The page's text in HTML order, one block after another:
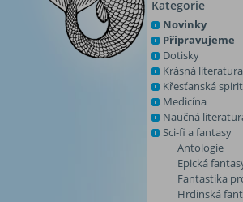
Kategorie
Novinky
Připravujeme
Dotisky
Krásná literatura
Křesťanská
Medicína
Naučná
Sci-fi a fantasy
Antologie
Epická
Fantastika
Hrdinská